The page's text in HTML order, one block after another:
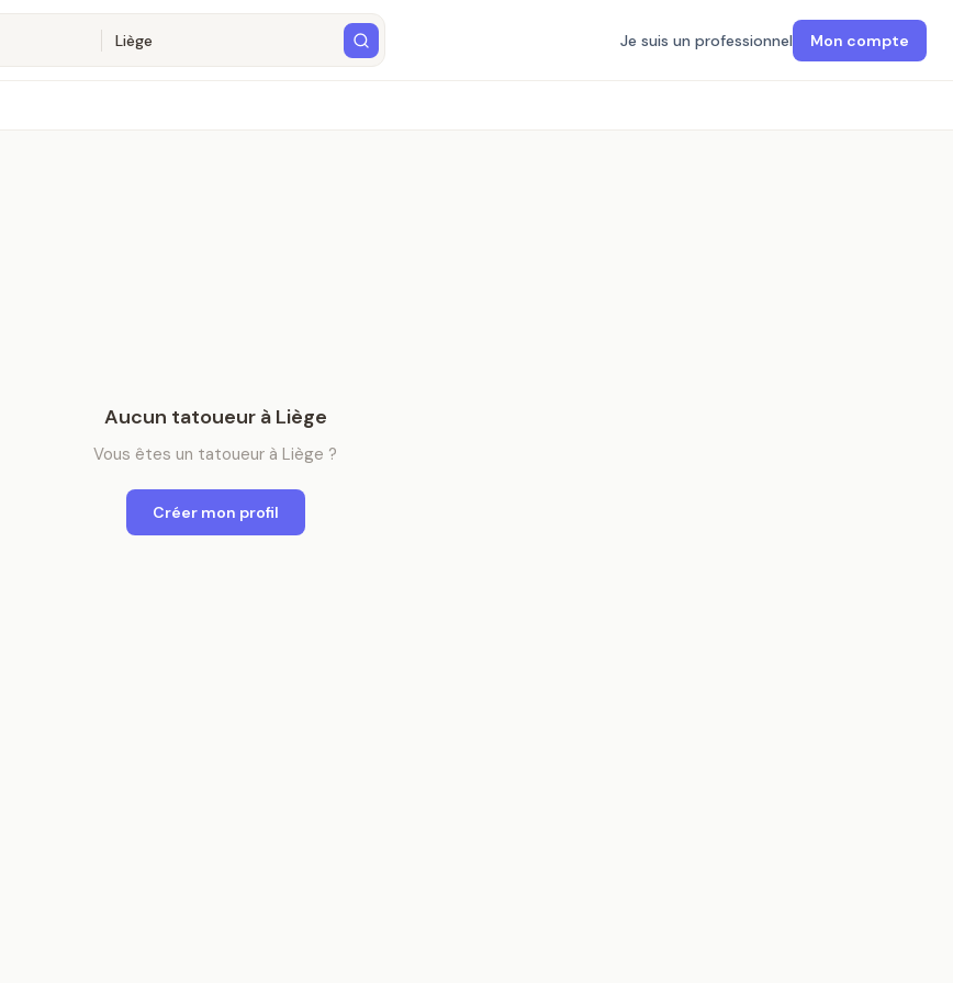
Je suis un professionnel Mon compte
Aucun tatoueurà Liège
Vous êtes un tatoueur à Liège ?
Créer mon profil